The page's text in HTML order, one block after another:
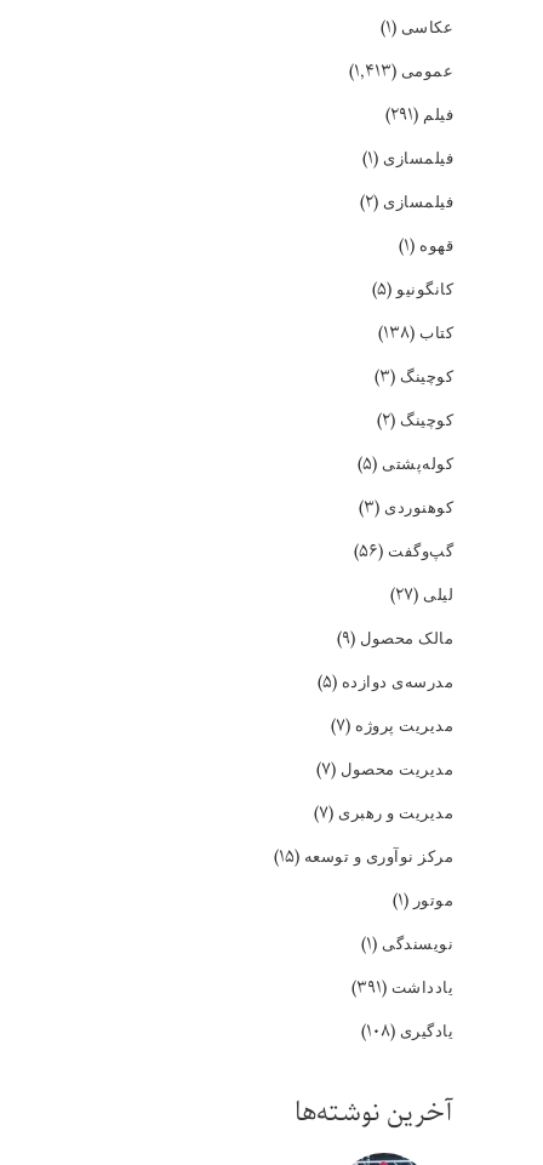
عکاسی (۱)
عمومی (۱,۴۱۳)
فیلم (۲۹۱)
فیلمسازی (۱)
فیلمسازی (۲)
قهوه (۱)
کانگونیو (۵)
کتاب (۱۳۸)
کوچینگ (۳)
کوچینگ (۲)
کوله‌پشتی (۵)
کوهنوردی (۳)
گپ‌و‌گفت (۵۶)
لیلی (۲۷)
مالک محصول (۹)
مدرسه‌ی دوازده (۵)
مدیریت پروژه (۷)
مدیریت محصول (۷)
مدیریت و رهبری (۷)
مرکز نوآوری و توسعه (۱۵)
موتور (۱)
نویسندگی (۱)
یادداشت (۳۹۱)
یادگیری (۱۰۸)
آخرین نوشته‌ها